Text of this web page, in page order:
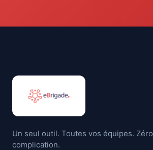
Un seul outil. Toutes vos équipes. Zéro
complication.